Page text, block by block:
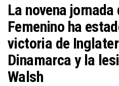
La novena
Femenino ha
victoria de
Dinamarca y la
Walsh